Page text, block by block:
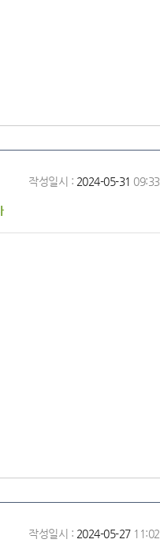
작성일시 : 2024-05-31 09:33
작성일시 : 2024-05-2711:02